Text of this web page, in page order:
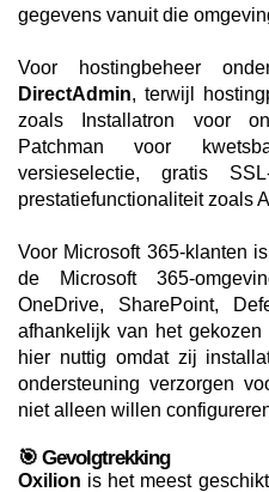
gegevens vanuit die
Voor hostingbeheer
DirectAdmin, terwijl
zoals Installatron voor
Patchman voor
versieselectie, gratis
prestatiefunctionaliteit zoals
Voor Microsoft 365-klanten
de Microsoft 365-
OneDrive, SharePoint,
afhankelijk van het
hier nuttig omdat zij
ondersteuning verzorgen
niet alleen willen
🎯 Gevolgtrekking
Oxilion is het meest